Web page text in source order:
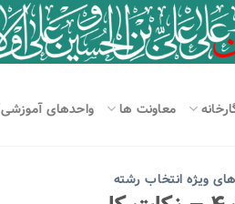
معاونت ها واحدهای آموزشی
ویژه انتخاب رشته